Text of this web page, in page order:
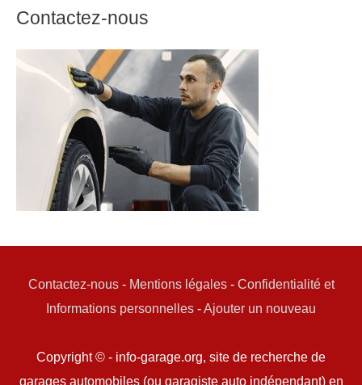
Contactez-nous
Contactez-nous- Mentions légales- Confidentialité et
Informations personnelles -Ajouter un nouveau
Copyright © - info-garage.org, site de recherche de
garages automobiles (ou garagiste auto indépendant) en